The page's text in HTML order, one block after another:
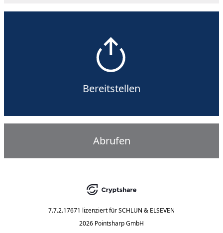
Bereitstellen
Abrufen
7.7.2.17671 lizenziert fürSCHLUN & ELSEVEN
2026 Pointsharp GmbH